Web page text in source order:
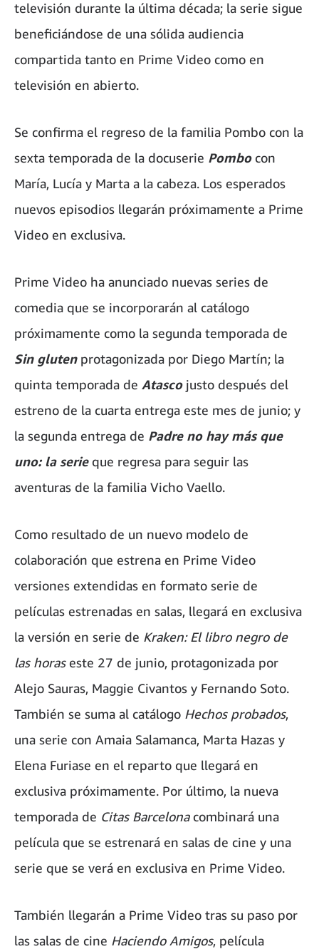
televisión durante la última década; la serie sigue
beneficiándose de una sólida audiencia
compartida tanto en Prime Video como en
televisión en abierto.
Se confirma el regreso de la familia Pombo con la
sexta temporada de la docuserie Pombocon
María, Lucía y Marta a la cabeza. Los esperados
nuevos episodios llegarán próximamente a Prime
Video en exclusiva.
Prime Video ha anunciado nuevas series de
comedia que se incorporarán al catálogo
próximamente como la segunda temporada de
Sin gluten protagonizada por Diego Martín; la
quinta temporada de Atasco justo después del
estreno de la cuarta entrega este mes de junio; y
la segunda entrega de Padre no hay más que
uno: la serieque regresa para seguir las
aventuras de la familia Vicho Vaello.
Como resultado de un nuevo modelo de
colaboración que estrena en Prime Video
versiones extendidas en formato serie de
películas estrenadas en salas, llegará en exclusiva
la versión en serie de Kraken: El libro negro de
las horaseste 27 de junio, protagonizada por
Alejo Sauras, Maggie Civantos y Fernando Soto.
También se suma al catálogo Hechos probados,
una serie con Amaia Salamanca, Marta Hazas y
Elena Furiase en el reparto que llegará en
exclusiva próximamente. Por último, la nueva
temporada de Citas Barcelonacombinará una
película que se estrenará en salas de cine y una
serie que se verá en exclusiva en Prime Video.
También llegarán a Prime Video tras su paso por
las salas de cine Haciendo Amigos, película